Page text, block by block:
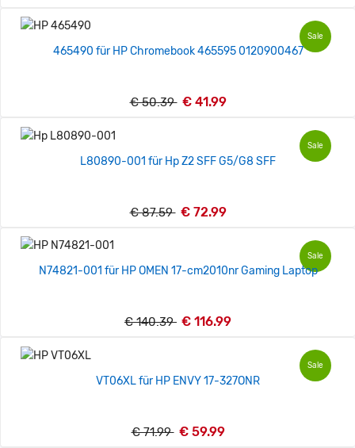
Sale
465490 für HP Chromebook 465595 0120900467
€ 50.39 € 41.99
Sale
L80890-001 für Hp Z2 SFF G5/G8 SFF
€ 87.59 € 72.99
Sale
N74821-001 für HP OMEN 17-cm2010nr Gaming Laptop
€ 140.39 € 116.99
Sale
VT06XL für HP ENVY 17-327ONR
€ 71.99 € 59.99